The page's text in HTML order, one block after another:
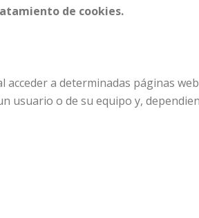
de cookies.
a determinadas páginas
o de su equipo y,